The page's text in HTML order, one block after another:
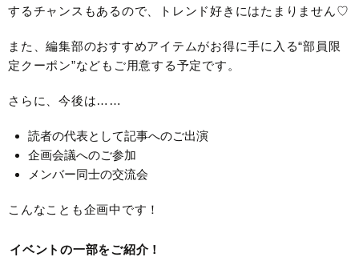
するチャンスもあるので、トレンド好きにはたまりません♡
また、編集部のおすすめアイテムがお得に手に入る“部員限
定クーポン”などもご用意する予定です。
さらに、今後は……
読者の代表として記事へのご出演
企画会議へのご参加
メンバー同士の交流会
こんなことも企画中です！
イベントの一部をご紹介！